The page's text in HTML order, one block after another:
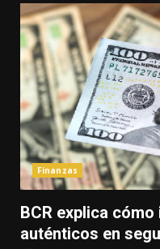
Finanzas
BCR explica
auténticos en